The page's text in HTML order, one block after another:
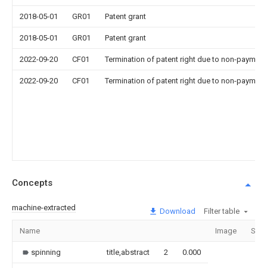
2018-05-01 GR01 Patent grant
2018-05-01 GR01 Patent grant
2022-09-20 CF01 Termination of patent right due to non-
2022-09-20 CF01 Termination of patent right due to non-
Concepts
machine-extracted Download Filter table
Name Image
spinning title,abstract 2 0.000